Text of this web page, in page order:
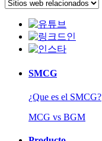
SMCG
¿Que es el SMCG?
MCG vs BGM